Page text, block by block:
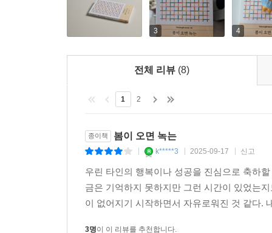
‘너와 나는 멀어지면 독립적이다.’ ― 국소성localism
이 두 명제를 우리는 너무나 쉽게 당연한 사실로 받
하지만 상상해보자. 이 두 명제를 만족하지 않는
초월하는 무언가가 있다고. 너와 나는 온 우주
있을는지도 모른다고.
그런 초월적인 상관관계를 ‘얽힘entanglement’
가장 중요한 성질 이며 우주의 질서를 이루는
아인슈타인이 받았던 큰 충격만큼, ‘얽힘’은 과
지금, ‘얽힘’은 실험적으로 그 존재가 증명되었
증명에 대한 공로로 세 명의 물리학자에게 노벨물
물론 이런 과학적 사실을 알게 되었다고 눈앞의
3 4
전체 리뷰 (8)
1 2
종이책 봄이 오면 녹는
k*****3 2025-09-17 신고
우린 타인의 행복이나 성공을 진심으로 축하
금은 기억하지 못하지만 그런 시간이 있었는
이 없어지기 시작하면서 자유로워진 것 같다.
3명이 이 리뷰를 추천합니다.